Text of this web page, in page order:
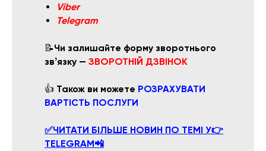
Viber
Telegram
📝Чи залишайте форму зворотнього
звʼязку — ЗВОРОТНІЙ ДЗВІНОК
👍 Також ви можете РОЗРАХУВАТИ
ВАРТІСТЬ ПОСЛУГИ
✅ЧИТАТИ БІЛЬШЕ НОВИН ПО ТЕМІ У👉
TELEGRAM📲